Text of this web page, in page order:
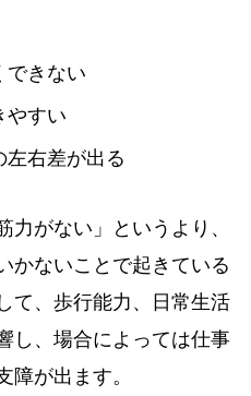
できない
やすい
右差が出る
力がない」というより、
かないことで起きている
て、歩行能力、日常生活
し、場合によっては仕事
障が出ます。